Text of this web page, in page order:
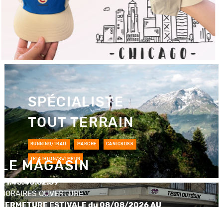
SPÉCIALISTE
TOUT TERRAIN
RUNNING/TRAIL MARCHE CANICROSS
TRIATHLON/SWIMRUN
LE MAGASIN
01.43.40.62.39
HORAIRES OUVERTURE